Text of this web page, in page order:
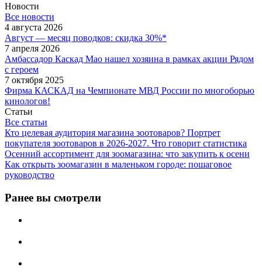
Новости
Все новости
4 августа 2026
Август — месяц поводков: скидка 30%*
7 апреля 2026
Амбассадор Каскад Мао нашел хозяина в рамках акции Рядом
с героем
7 октября 2025
Фирма КАСКАД на Чемпионате МВД России по многоборью
кинологов!
Статьи
Все статьи
Кто целевая аудитория магазина зоотоваров? Портрет
покупателя зоотоваров в 2026-2027. Что говорит статистика
Осенний ассортимент для зоомагазина: что закупить к осени
Как открыть зоомагазин в маленьком городе: пошаговое
руководство
Ранее вы смотрели